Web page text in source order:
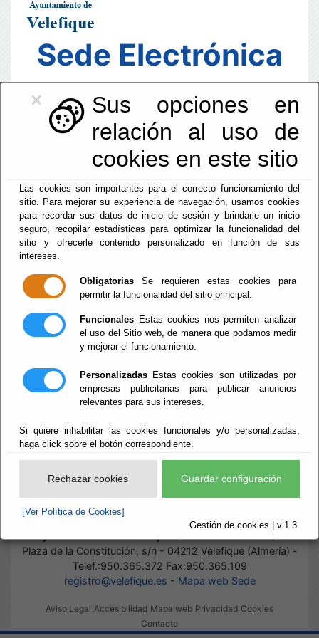
×
Sus opciones en
relación al uso de
cookies en este sitio
Las cookies son importantes para el correcto funcionamiento del
sitio. Para mejorar su experiencia de navegación, usamos cookies
para recordar sus datos de inicio de sesión y brindarle un inicio
seguro, recopilar estadísticas para optimizar la funcionalidad del
sitio y ofrecerle contenido personalizado en función de sus
intereses.
Obligatorias Se requieren estas cookies para
permitir la funcionalidad del sitio principal.
Funcionales Estas cookies nos permiten analizar
el uso del Sitio web, de manera que podamos medir
y mejorar el funcionamiento.
Personalizadas Estas cookies son utilizadas por
empresas publicitarias para publicar anuncios
relevantes para sus intereses.
Si quiere inhabilitar las cookies funcionales y/o personalizadas,
haga click sobre el botón correspondiente.
Rechazar cookies Guardar configuración
[Ver Política de Cookies]
Gestión de cookies | v.1.3
Sede Electrónica
10:20:57
Sab, 8 Agosto 2026
Normas
Actualmente no existen documentos sobre el tema solicitado.
Plaza de la Constitución, s/n - 04212 Velefique (Almería) -
Telef.:950.365.372 Fax:950.365.109
registro@velefique.es - Mapa web Sede
Aviso Legal Accesibilidad Mapa web Privacidad Cookies
Contacto